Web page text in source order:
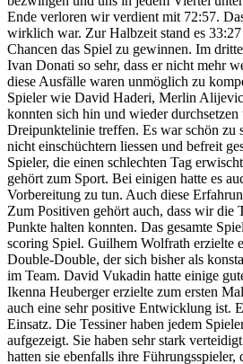
Ende verloren wir verdient mit 72:57.
wirklich war. Zur Halbzeit stand es
Chancen das Spiel zu gewinnen. Im
Ivan Donati so sehr, dass er nicht mehr
diese Ausfälle waren unmöglich zu
Spieler wie David Haderi, Merlin
konnten sich hin und wieder
Dreipunktelinie treffen. Es war schön zu
nicht einschüchtern liessen und befreit
Spieler, die einen schlechten Tag
gehört zum Sport. Bei einigen hatte es
Vorbereitung zu tun. Auch diese
Zum Positiven gehört auch, dass wir die
Punkte halten konnten. Das gesamte
scoring Spiel. Guilhem Wolfrath erzielte
Double-Double, der sich bisher als
im Team. David Vukadin hatte einige
Ikenna Heuberger erzielte zum ersten
auch eine sehr positive Entwicklung ist.
Einsatz. Die Tessiner haben jedem
aufgezeigt. Sie haben sehr stark
hatten sie ebenfalls ihre Führungsspieler,